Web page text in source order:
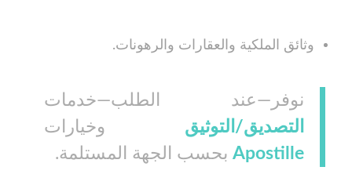
وثائق الملكية والعقارات والرهونات.
نوفر—عند الطلب—خدمات
التصديق/التوثيق وخيارات
Apostilleبحسب الجهة المستلمة.